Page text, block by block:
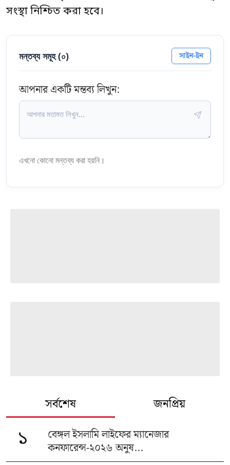
সংস্থা নিশ্চিত করা হবে।
মন্তব্য সমূহ (০) সাইন-ইন
আপনার একটি মন্তব্য লিখুন:
এখনো কোনো মন্তব্য করা হয়নি।
সর্বশেষ জনপ্রিয়
১
বেঙ্গল ইসলামি লাইফের ম্যানেজার
কনফারেন্স-২০২৬ অনুষ...